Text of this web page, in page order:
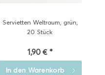
Servietten Weltraum, grün,
20 Stück
1,90 € *
In den Warenkorb